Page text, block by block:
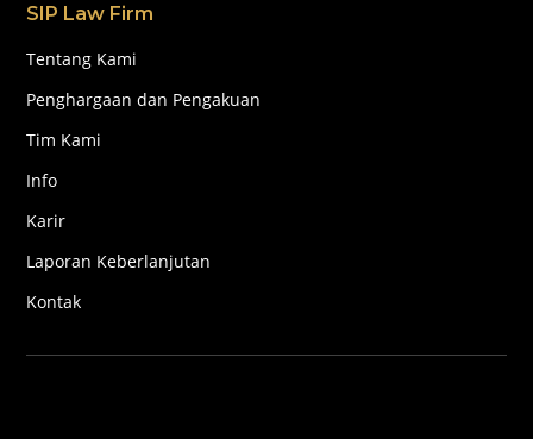
SIP Law Firm
Tentang Kami
Penghargaan dan Pengakuan
Tim Kami
Info
Karir
Laporan Keberlanjutan
Kontak